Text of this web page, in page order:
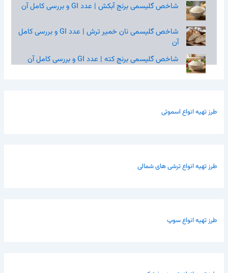
شاخص گلیسمی برنج آبکش | عدد GI و بررسی کامل آن
شاخص گلیسمی نان خمیر ترش | عدد GI و بررسی کامل
آن
شاخص گلیسمی برنج کته | عدد GI و بررسی کامل آن
طرز تهیه انواع اسموتی
طرز تهیه انواع ترشی های شمالی
طرز تهیه انواع سوپ